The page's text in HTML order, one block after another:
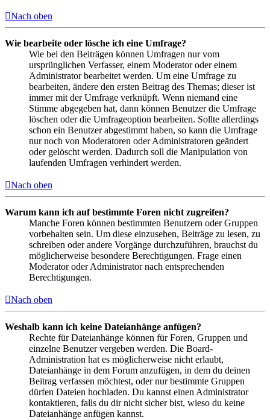
Nach oben
Wie bearbeite oder lösche ich eine Umfrage?
Wie bei den Beiträgen können Umfragen nur vom
ursprünglichen Verfasser, einem Moderator oder einem
Administrator bearbeitet werden. Um eine Umfrage zu
bearbeiten, ändere den ersten Beitrag des Themas; dieser ist
immer mit der Umfrage verknüpft. Wenn niemand eine
Stimme abgegeben hat, dann können Benutzer die Umfrage
löschen oder die Umfrageoption bearbeiten. Sollte allerdings
schon ein Benutzer abgestimmt haben, so kann die Umfrage
nur noch von Moderatoren oder Administratoren geändert
oder gelöscht werden. Dadurch soll die Manipulation von
laufenden Umfragen verhindert werden.
Nach oben
Warum kann ich auf bestimmte Foren nicht zugreifen?
Manche Foren können bestimmten Benutzern oder Gruppen
vorbehalten sein. Um diese einzusehen, Beiträge zu lesen, zu
schreiben oder andere Vorgänge durchzuführen, brauchst du
möglicherweise besondere Berechtigungen. Frage einen
Moderator oder Administrator nach entsprechenden
Berechtigungen.
Nach oben
Weshalb kann ich keine Dateianhänge anfügen?
Rechte für Dateianhänge können für Foren, Gruppen und
einzelne Benutzer vergeben werden. Die Board-
Administration hat es möglicherweise nicht erlaubt,
Dateianhänge in dem Forum anzufügen, in dem du deinen
Beitrag verfassen möchtest, oder nur bestimmte Gruppen
dürfen Dateien hochladen. Du kannst einen Administrator
kontaktieren, falls du dir nicht sicher bist, wieso du keine
Dateianhänge anfügen kannst.